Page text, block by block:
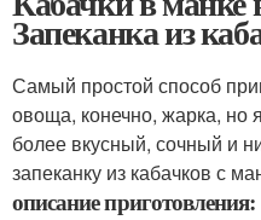
Запеканка из
Самый простой способ
овоща, конечно, жарка, но
более вкусный, сочный и
запеканку из кабачков с
описание приготовления: